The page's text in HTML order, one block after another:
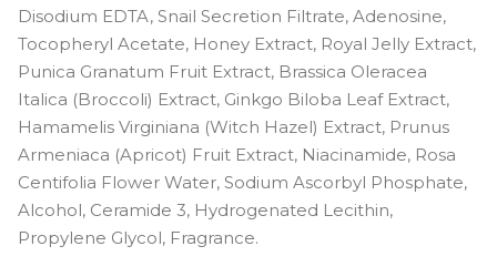
Disodium EDTA, Snail Secretion Filtrate, Adenosine,
Tocopheryl Acetate, Honey Extract, Royal Jelly Extract,
Punica Granatum Fruit Extract, Brassica Oleracea
Italica (Broccoli) Extract, Ginkgo Biloba Leaf Extract,
Hamamelis Virginiana (Witch Hazel) Extract, Prunus
Armeniaca (Apricot) Fruit Extract, Niacinamide, Rosa
Centifolia Flower Water, Sodium Ascorbyl Phosphate,
Alcohol, Ceramide 3, Hydrogenated Lecithin,
Propylene Glycol, Fragrance.